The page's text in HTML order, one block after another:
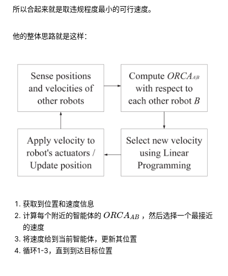
所以合起来就是取违规程度最小的可行速度。
他的整体思路就是这样：
获取到位置和速度信息
计算每个附近的智能体的 ORCAAB
ORCAA
，然后选择一个最接近
的速度
将速度给到当前智能体，更新其位置
循环1-3，直到到达目标位置